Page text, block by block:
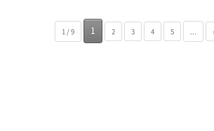
1 / 9 1 2 3 4 5 ...